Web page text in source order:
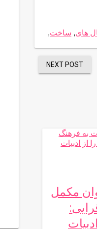
های, ساخت,
NEXT POST
مکمل